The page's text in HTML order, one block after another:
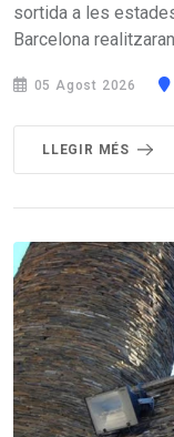
sortida a les
Barcelona
05 Agost 2026
LLEGIR MÉS